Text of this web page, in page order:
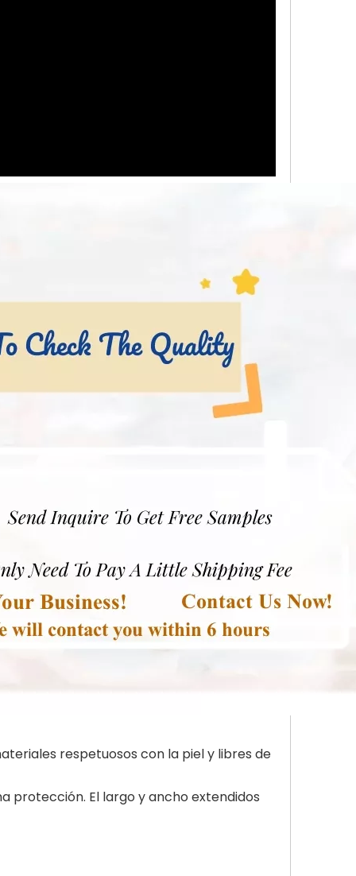
respetuosos con la piel y libres de
protección. El largo y ancho extendidos